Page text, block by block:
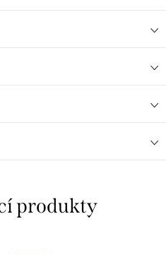
produkty